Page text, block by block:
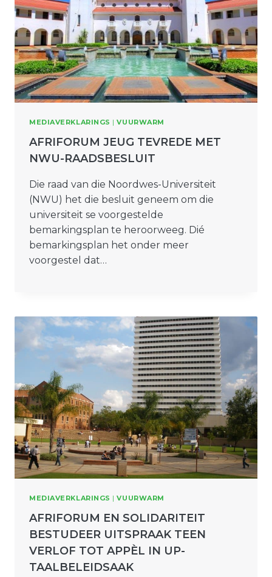
MEDIAVERKLARINGS |VUURWARM
AFRIFORUM JEUG TEVREDE MET
NWU-RAADSBESLUIT
Die raad van die Noordwes-Universiteit
(NWU) het die besluit geneem om die
universiteit se voorgestelde
bemarkingsplan te heroorweeg. Dié
bemarkingsplan het onder meer
voorgestel dat…
MEDIAVERKLARINGS |VUURWARM
AFRIFORUM EN SOLIDARITEIT
BESTUDEER UITSPRAAK TEEN
VERLOF TOT APPÈL IN UP-
TAALBELEIDSAAK